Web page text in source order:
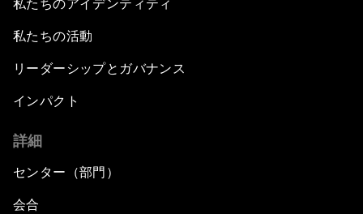
私たちのアイデンティティ
私たちの活動
リーダーシップとガバナンス
インパクト
詳細
センター（部門）
会合